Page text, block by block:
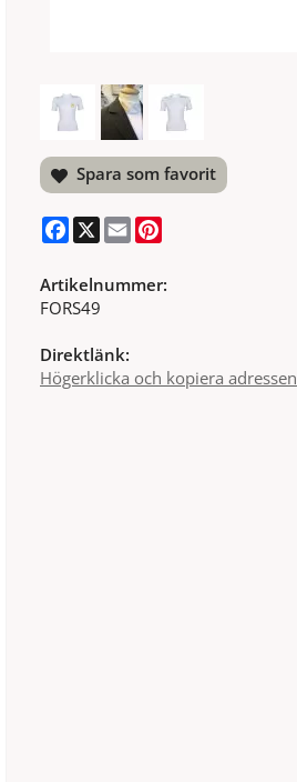
Spara som favorit
Facebook
X Email
Artikelnummer:
FORS49
Direktlänk:
Högerklicka och kopiera adressen